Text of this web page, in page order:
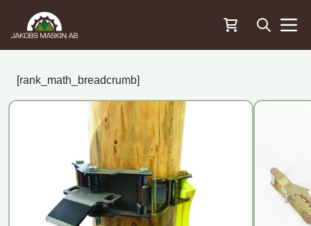
Öppna
[rank_math_breadcrumb]